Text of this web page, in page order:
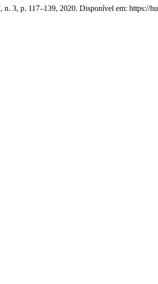
, n. 3, p. 117–139, 2020. Disponível em: https://